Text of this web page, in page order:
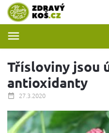
Třísloviny jsou
antioxidanty
27.3.2020